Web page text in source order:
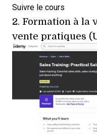
Suivre le cours
2. Formation à la
vente pratiques